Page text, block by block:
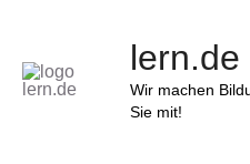
springen
lern.de
Wir machen
Sie mit!